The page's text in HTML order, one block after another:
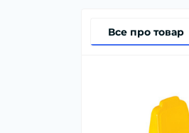
Все про товар